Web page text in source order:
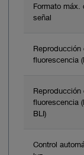
Formato
señal
fluorescencia
fluorescencia
BLI)
Control